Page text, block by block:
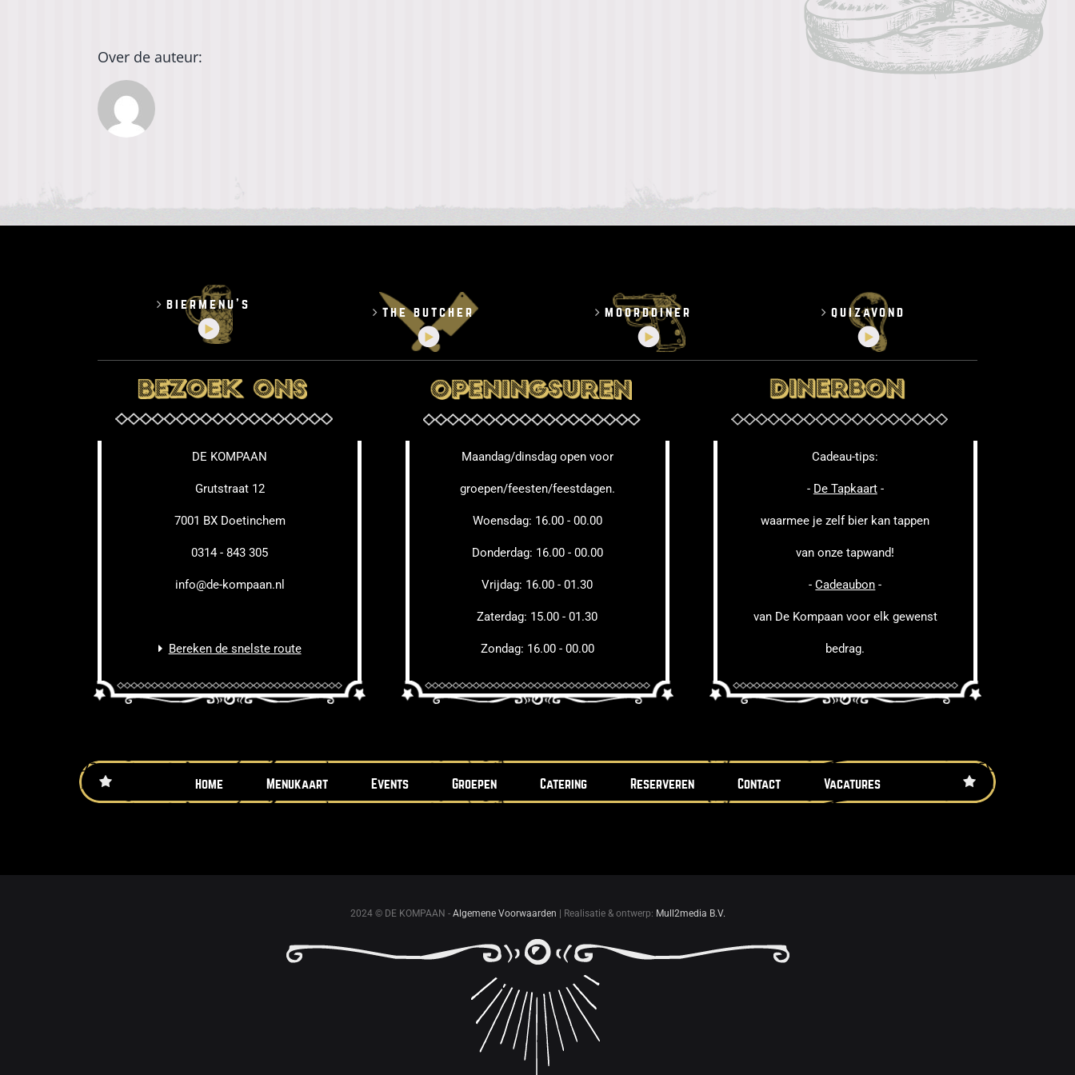
Over de auteur:
biermenu’s
the butcher moorddiner quizavond
DE KOMPAAN
Grutstraat 12
7001 BX Doetinchem
0314 - 843 305
info@de-kompaan.nl
Bereken de snelste route
Maandag/dinsdag open voor
groepen/feesten/feestdagen.
Woensdag: 16.00 - 00.00
Donderdag: 16.00 - 00.00
Vrijdag: 16.00 - 01.30
Zaterdag: 15.00 - 01.30
Zondag: 16.00 - 00.00
Cadeau-tips:
- De Tapkaart-
waarmee je zelf bier kan tappen
van onze tapwand!
-Cadeaubon -
van De Kompaan voor elk gewenst
bedrag.
Home Menukaart Events Groepen Catering Reserveren Contact Vacatures
2024 © DE KOMPAAN - Algemene Voorwaarden | Realisatie & ontwerp: Mull2media B.V.